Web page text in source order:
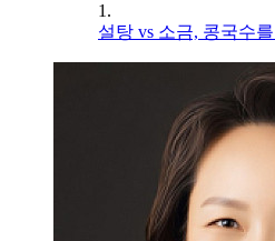
1.
설탕 vs 소금, 콩국수